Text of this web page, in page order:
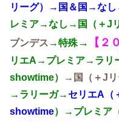
リーグ）→国＆国→な
レミア→なし→国（＋J
ブンデス →特殊→ 【２
リエA→プレミア→ラリ
showtime）
→国（＋J
→ラリーガ→ セリエA（
showtime）→プレミア